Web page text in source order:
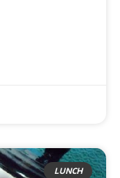
LUNCH